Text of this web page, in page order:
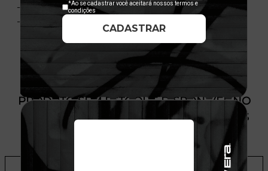
- Importado
- Licença Oficial
PRODUTO SEM ESTOQUE DÍSPONÍVEL NO
SITE, CONSULTE A DISPONIBILIDADE NAS